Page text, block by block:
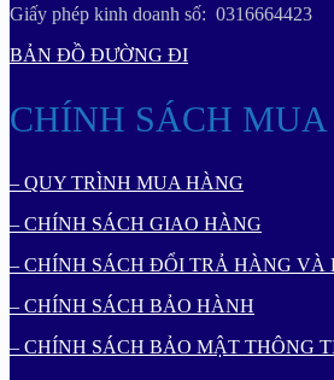
Giấy phép kinh doanh số: 0316664423
BẢN ĐỒ ĐƯỜNG ĐI
CHÍNH SÁCH
– QUY TRÌNH MUA HÀNG
– CHÍNH SÁCH GIAO HÀNG
– CHÍNH SÁCH ĐỔI TRẢ HÀNG VÀ
– CHÍNH SÁCH BẢO HÀNH
– CHÍNH SÁCH BẢO MẬT THÔNG